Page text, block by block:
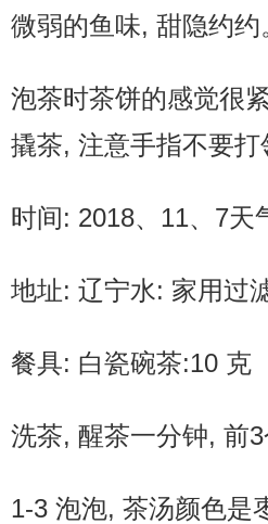
微弱的鱼味, 甜隐约约
泡茶时茶饼的感觉很
撬茶, 注意手指不要打
时间: 2018、11、7天
地址: 辽宁水: 家用过
餐具: 白瓷碗茶:10 克
洗茶, 醒茶一分钟, 前
1-3 泡泡, 茶汤颜色是